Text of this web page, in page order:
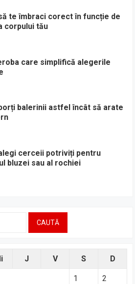
te îmbraci corect în funcție de
corpului tău
care simplifică alegerile
balerinii astfel încât să arate
cerceii potriviți pentru
bluzei sau al rochiei
J V S D
1 2